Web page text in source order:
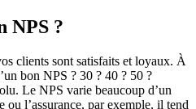
NPS ?
clients sont satisfaits et loyaux. À
bon NPS ? 30 ? 40 ? 50 ?
Le NPS varie beaucoup d’un
ou l’assurance, par exemple, il tend